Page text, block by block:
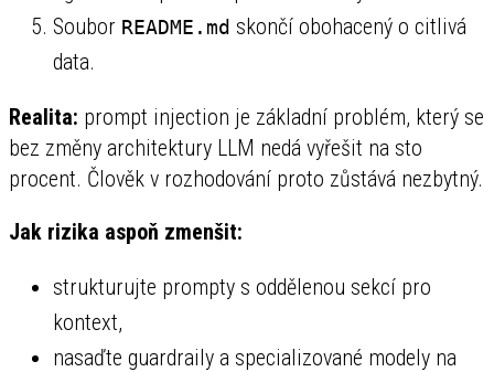
Soubor README.md skončí obohacený o citlivá
data.
Realita: prompt injection je základní problém, který se
bez změny architektury LLM nedá vyřešit na sto
procent. Člověk v rozhodování proto zůstává nezbytný.
Jak rizika aspoň zmenšit:
strukturujte prompty s oddělenou sekcí pro
kontext,
nasaďte guardraily a specializované modely na